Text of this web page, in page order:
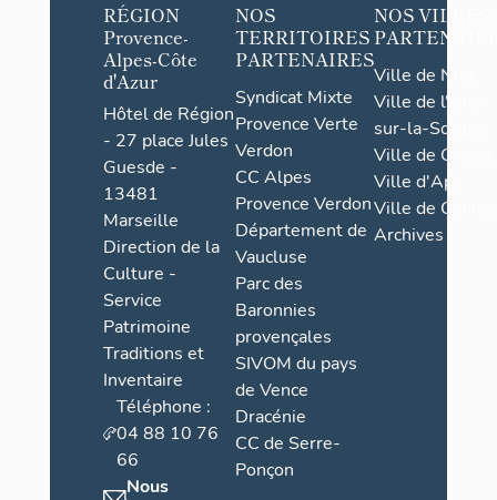
RÉGION
Provence-
Alpes-Côte
d'Azur
Hôtel de Région
- 27 place Jules
Guesde -
13481
Marseille
Direction de la
Culture -
Service
Patrimoine
Traditions et
Inventaire
Téléphone :
04 88 10 76
66
Nous
NOS
TERRITOIRES
PARTENAIRES
Syndicat Mixte
Provence Verte
Verdon
CC Alpes
Provence Verdon
Département de
Vaucluse
Parc des
Baronnies
provençales
SIVOM du pays
de Vence
Dracénie
CC de Serre-
Ponçon
NOS VILLES
Ville de Nice
Ville de l'Isle-
sur-la-Sorgue
Ville de Grasse
Ville d'Apt
Ville de
Archives